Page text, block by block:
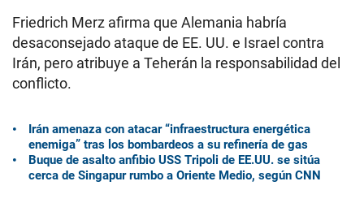
Friedrich Merz afirma que Alemania habría
desaconsejado ataque de EE. UU. e Israel contra
Irán, pero atribuye a Teherán la responsabilidad del
conflicto.
Irán amenaza con atacar “infraestructura energética
enemiga” tras los bombardeos a su refinería de gas
Buque de asalto anfibio USS Tripoli de EE.UU. se sitúa
cerca de Singapur rumbo a Oriente Medio, según CNN